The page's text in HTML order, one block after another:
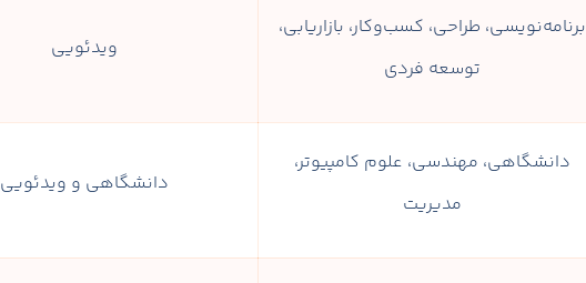
برنامه‌نویسی، طراحی، کسب‌وکار، بازاریابی،
توسعه فردی
ویدئویی
دانشگاهی، مهندسی، علوم کامپیوتر،
مدیریت
دانشگاهی و ویدئویی